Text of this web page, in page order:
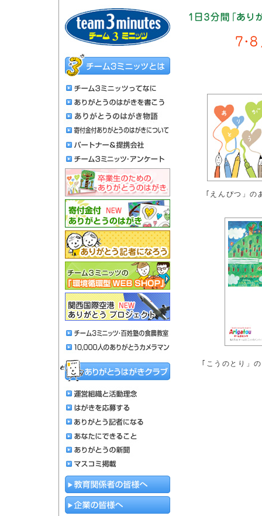
｢えんぴつ」の
｢こうのとり」